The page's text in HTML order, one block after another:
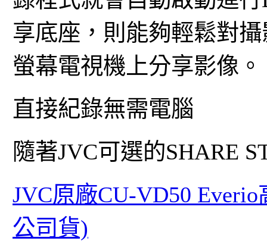
享底座，則能夠輕鬆對
螢幕電視機上分享影像。
直接紀錄無需電腦
隨著JVC可選的SHARE
JVC原廠CU-VD50
公司貨)